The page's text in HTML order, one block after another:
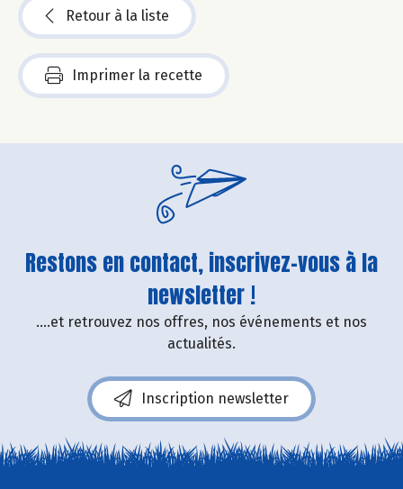
Retour à la liste
Imprimer la recette
Restons en contact, inscrivez-vous à la
newsletter !
....et retrouvez nos offres, nos événements et nos
actualités.
Inscription newsletter